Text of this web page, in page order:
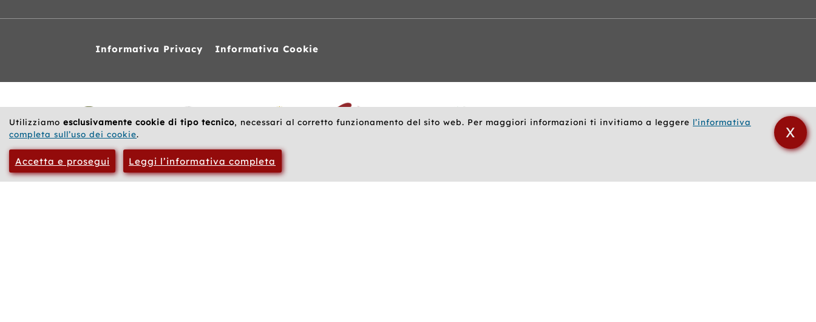
Utilizziamo esclusivamente cookie di tipo tecnico, necessari al corretto funzionamento del sito web. Per maggiori informazioni ti invitiamo a leggere l’informativa
completa sull’uso dei cookie.
Accetta e prosegui Leggi l’informativa completa
X
Informativa Privacy Informativa Cookie
web
correlati